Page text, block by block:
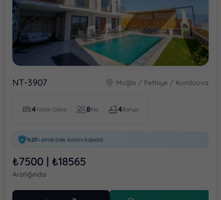
NT-3907 Muğla / Fethiye / Kumluova
4Yatak Odası 8Kişi 4Banyo
%20'ı şimdi öde, kalanı kapıda!
₺7500 | ₺18565
Aralığında